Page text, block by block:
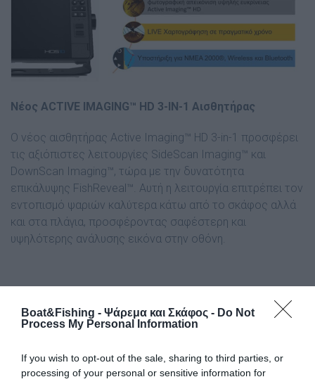
Boat&Fishing - Ψάρεμα και Σκάφος - Do Not
Process My Personal Information
If you wish to opt-out of the sale, sharing to third parties, or
processing of your personal or sensitive information for
Νέος ACTIVE IMAGING™ HD 3-IN-1 Αισθητήρας
Ο νέος αισθητήρας Active Imaging™ HD 3-in-1 προσφέρει
τις αξιόπιστες λειτουργίες SideScan Imaging™ και
DownScan Imaging™, τώρα με την δυνατότητα
επικάλυψης FishReveal™. Αυτή η λειτουργία επιτρέπει τον
εντοπισμό ψαριών καλύτερα κάτω από το σκάφος αλλά
και στα πλάγια, προσφέροντας σαφέστερη και
υψηλότερης ανάλυσης εικόνα στην οθόνη.
Η οθόνη αφής λειτουργεί σαν smartphone, παρέχοντας
εξασφαλίζει βέλτιστη αποτύπωση στόχων μέσω της